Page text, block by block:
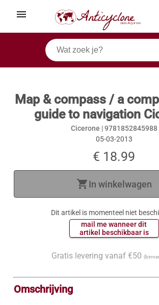
menu
Map & compass / a
guide to navigation
Cicerone |9781852845988
05-03-2013
€ 18.99
shopping_cartIn winkelwagen
Dit artikel is momenteel niet
mail me wanneer dit
artikel beschikbaar is
Gratis levering vanaf €50
Omschrijving